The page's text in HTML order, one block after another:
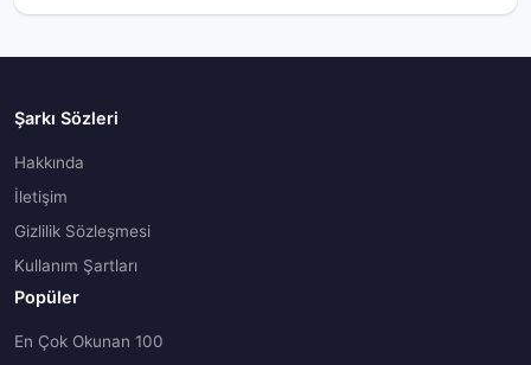
Şarkı Sözleri
Hakkında
İletişim
Gizlilik Sözleşmesi
Kullanım Şartları
Popüler
En Çok Okunan 100